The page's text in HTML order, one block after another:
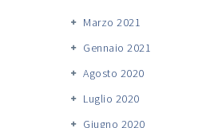
Marzo 2021
Gennaio 2021
Agosto 2020
Luglio 2020
Giugno 2020